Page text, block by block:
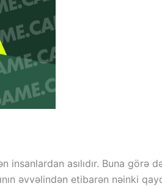
asılıdır. Buna
əvvəlindən etibarən nəinki